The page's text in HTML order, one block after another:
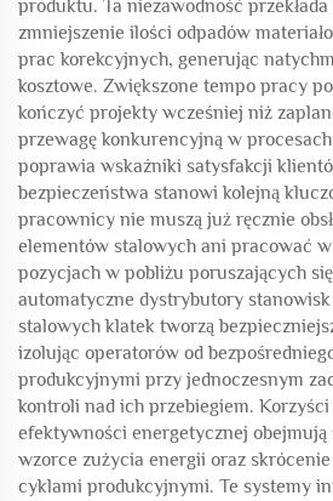
produktu. Ta niezawodność
zmniejszenie ilości odpadów
prac korekcyjnych, generując
kosztowe. Zwiększone tempo pracy
kończyć projekty wcześniej niż
przewagę konkurencyjną w
poprawia wskaźniki satysfakcji
bezpieczeństwa stanowi kolejną
pracownicy nie muszą już ręcznie
elementów stalowych ani pracować
pozycjach w pobliżu poruszających
automatyczne dystrybutory
stalowych klatek tworzą
izolując operatorów od
produkcyjnymi przy jednoczesnym
kontroli nad ich przebiegiem.
efektywności energetycznej obejmują
wzorce zużycia energii oraz
cyklami produkcyjnymi. Te systemy